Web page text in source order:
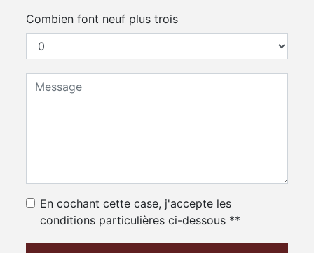
Combien font neuf plus trois
En cochant cette case, j'accepte les
conditions particulières ci-dessous **